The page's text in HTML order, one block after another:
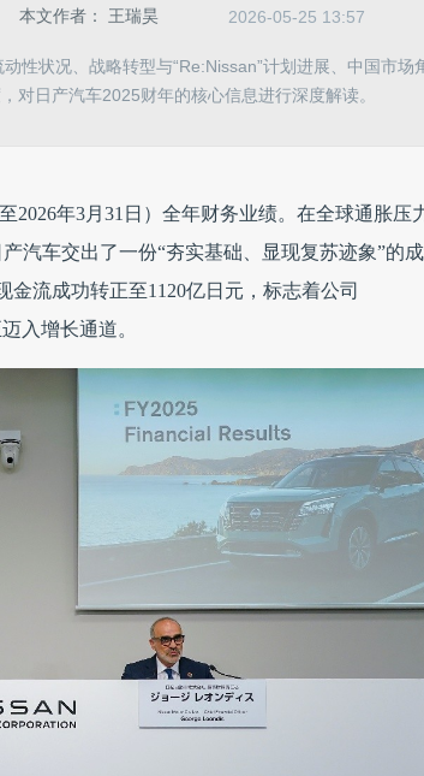
本文作者： 王瑞昊 2026-05-25 13:57
性状况、战略转型与“Re:Nissan”计划进展、中国市场
，对日产汽车2025财年的核心信息进行深度解读。
2026年3月31日）全年财务业绩。在全球通胀压
汽车交出了一份“夯实基础、显现复苏迹象”的
流成功转正至1120亿日元，标志着公司
入增长通道。